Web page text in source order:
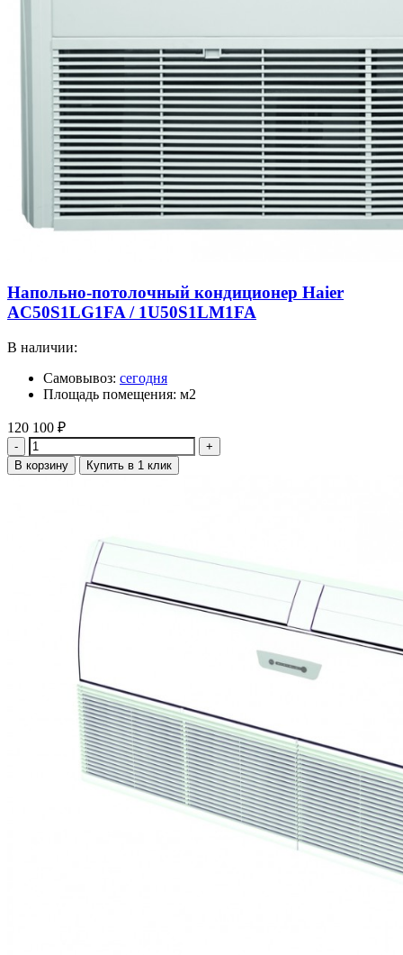
Напольно-потолочный кондиционер Haier
AC50S1LG1FA / 1U50S1LM1FA
В наличии:
Самовывоз: сегодня
Площадь помещения: м2
120 100 ₽
Количество
В корзину Купить в 1 клик